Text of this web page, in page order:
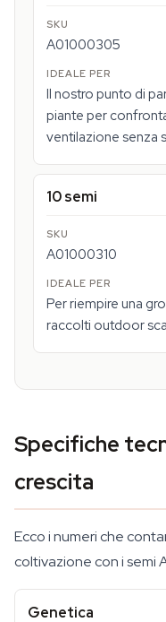
A01000305
Il nostro punto di
piante per
ventilazione senza
10 semi
A01000310
Per riempire una
raccolti outdoor
Specifiche
crescita
Ecco i numeri che
coltivazione con i semi
Genetica